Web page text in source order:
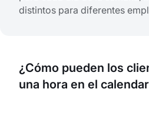
distintos para diferentes
¿Cómo pueden los
una hora en el